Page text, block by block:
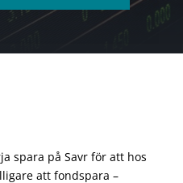
spara på Savr för att hos
att fondspara –